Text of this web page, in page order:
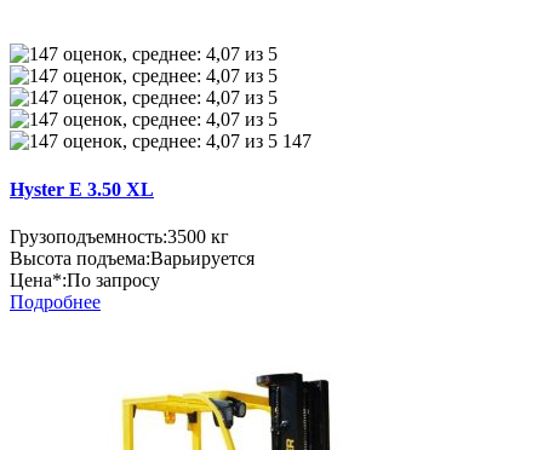
147
Hyster E 3.50 XL
Грузоподъемность:3500 кг
Высота подъема:Варьируется
Цена*:По запросу
Подробнее